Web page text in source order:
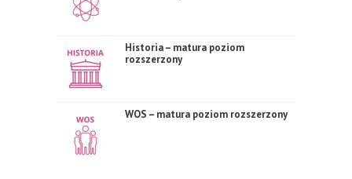
Historia – matura poziom
rozszerzony
WOS – matura poziom rozszerzony